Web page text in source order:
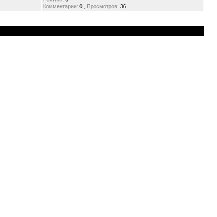
Комментарии: 0 , Просмотров: 36